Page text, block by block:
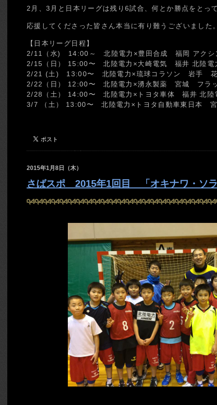
2月、3月と日本リーグは残り6試合、何とか勝点をとっ
応援してくださった皆さん本当に有り難うございました
【日本リーグ日程】
2/11（水) 14:00～ 北陸電力×豊田合成 福岡 アクシ
2/15（日） 15:00〜 北陸電力×大崎電気 福井 北陸電
2/21 (土) 13:00〜 北陸電力×琉球コラソン 岩手 花
2/22（日） 12:00〜 北陸電力×湧永製薬 宮城 フラ
2/28（土） 14:00〜 北陸電力×トヨタ車体 福井 北陸
3/7 （土） 13:00〜 北陸電力×トヨタ自動車東日本
2015年1月8日（木）
さばスポ 2015年1回目 「オキナワ・ソ